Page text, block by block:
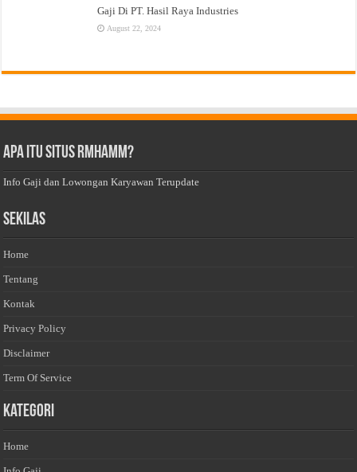
Gaji Di PT. Hasil Raya Industries
August 22, 2024
Apa Itu Situs Rmhamm?
Info Gaji dan Lowongan Karyawan Terupdate
Sekilas
Home
Tentang
Kontak
Privacy Policy
Disclaimer
Term Of Service
Kategori
Home